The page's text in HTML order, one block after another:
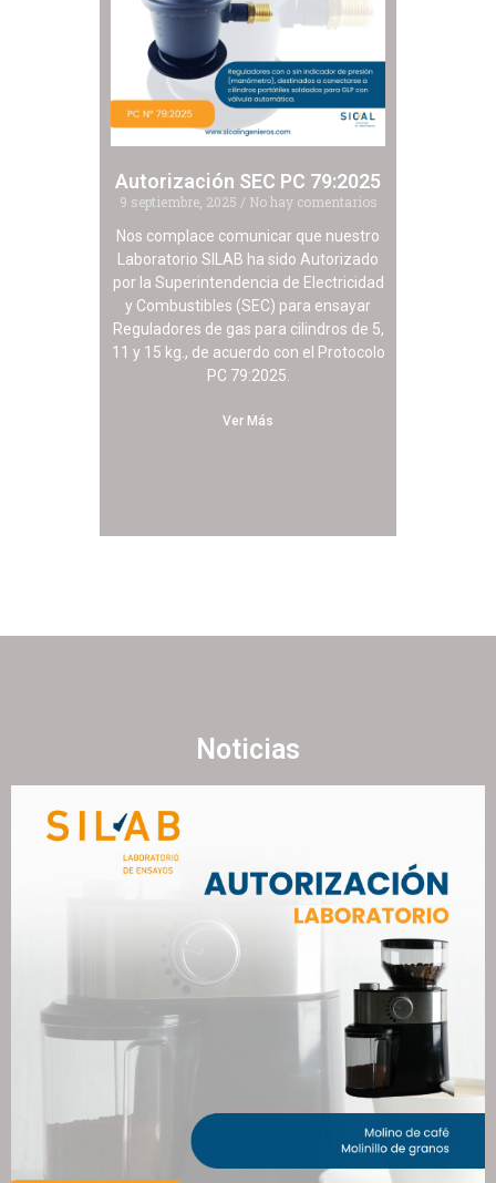
Autorización SEC PC 79:2025
9 septiembre, 2025
No hay comentarios
Nos complace comunicar que nuestro
Laboratorio SILAB ha sido Autorizado
por la Superintendencia de Electricidad
y Combustibles (SEC) para ensayar
Reguladores de gas para cilindros de 5,
11 y 15 kg., de acuerdo con el Protocolo
PC 79:2025.
Ver Más
Noticias